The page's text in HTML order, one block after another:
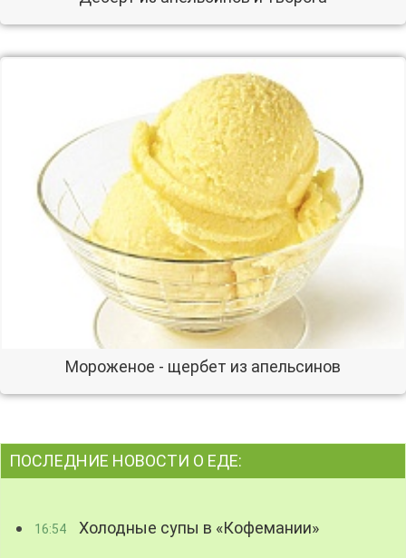
Мороженое - щербет из апельсинов
ПОСЛЕДНИЕ НОВОСТИ О ЕДЕ:
16:54 Холодные супы в «Кофемании»